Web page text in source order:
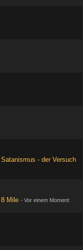
Satanismus - der Versuch
8 Mile - Vor einem Moment